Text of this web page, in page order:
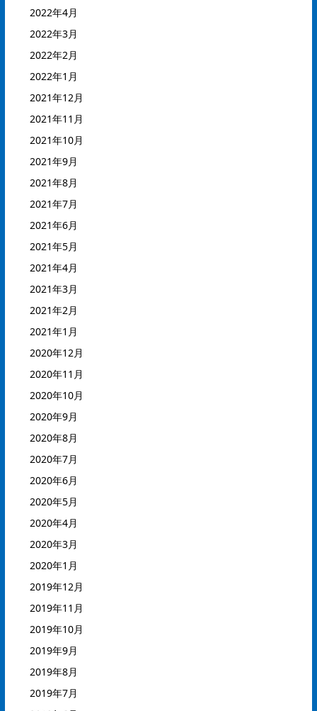
2022年4月
2022年3月
2022年2月
2022年1月
2021年12月
2021年11月
2021年10月
2021年9月
2021年8月
2021年7月
2021年6月
2021年5月
2021年4月
2021年3月
2021年2月
2021年1月
2020年12月
2020年11月
2020年10月
2020年9月
2020年8月
2020年7月
2020年6月
2020年5月
2020年4月
2020年3月
2020年1月
2019年12月
2019年11月
2019年10月
2019年9月
2019年8月
2019年7月